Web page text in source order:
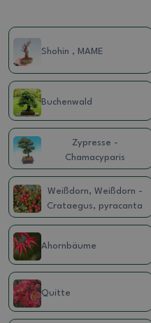
Shohin , MAME
Buchenwald
Zypresse -
Chamacyparis
Weißdorn, Weißdorn -
Crataegus, pyracanta
Ahornbäume
Quitte